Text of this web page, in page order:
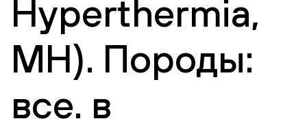
Hyperthermia,
MH). Породы:
все. в